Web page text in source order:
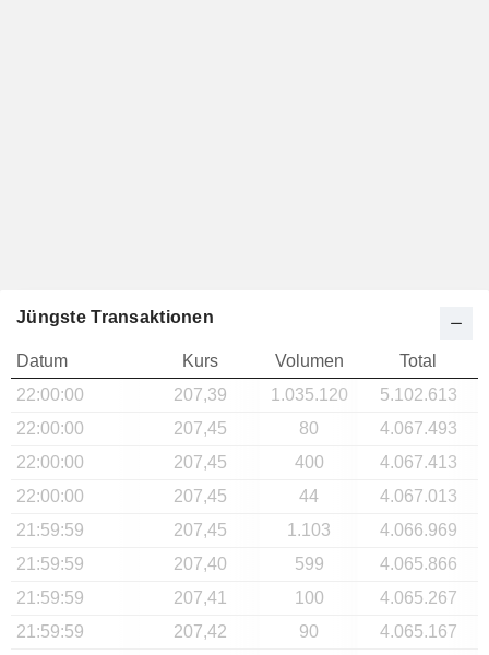
Jüngste Transaktionen
Datum Kurs Volumen
Total
22:00:00
207,39 1.035.120
5.102.613
22:00:00
207,45 80
4.067.493
22:00:00
207,45 400
4.067.413
22:00:00
207,45 44
4.067.013
21:59:59
207,45 1.103
4.066.969
21:59:59
207,40 599
4.065.866
21:59:59
207,41 100
4.065.267
21:59:59
207,42 90
4.065.167